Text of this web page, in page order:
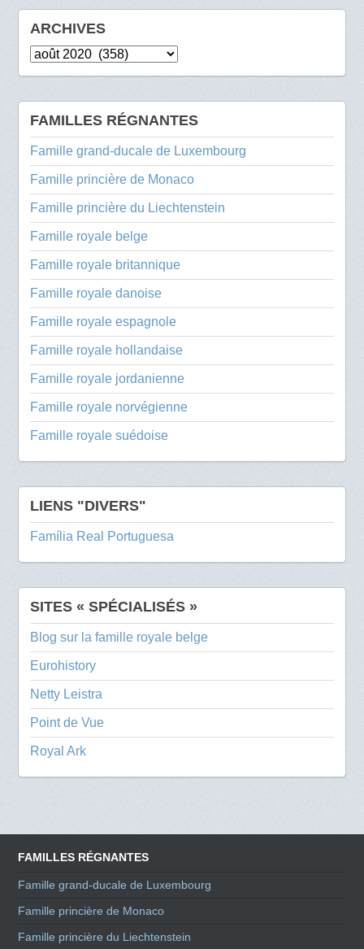
ARCHIVES
Archives
FAMILLES RÉGNANTES
Famille grand-ducale de Luxembourg
Famille princière de Monaco
Famille princière du Liechtenstein
Famille royale belge
Famille royale britannique
Famille royale danoise
Famille royale espagnole
Famille royale hollandaise
Famille royale jordanienne
Famille royale norvégienne
Famille royale suédoise
LIENS "DIVERS"
Família Real Portuguesa
SITES « SPÉCIALISÉS »
Blog sur la famille royale belge
Eurohistory
Netty Leistra
Point de Vue
Royal Ark
FAMILLES RÉGNANTES
Famille grand-ducale de Luxembourg
Famille princière de Monaco
Famille princière du Liechtenstein